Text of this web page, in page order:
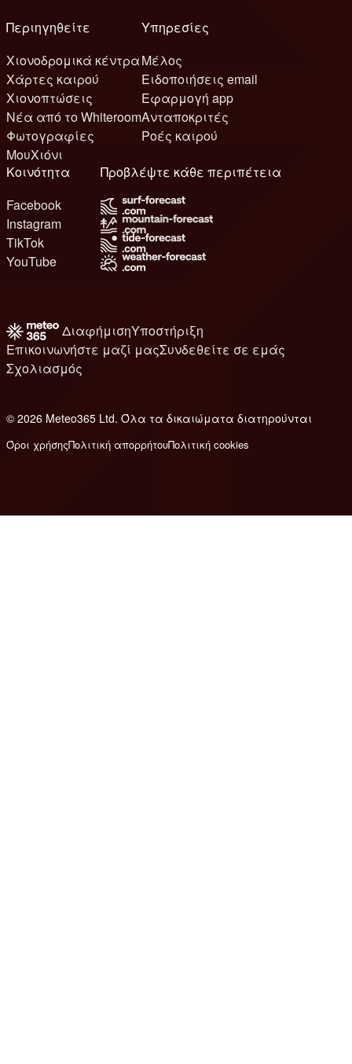
Περιηγηθείτε
Χιονοδρομικά κέντρα
Χάρτες καιρού
Χιονοπτώσεις
Νέα από το Whiteroom
Φωτογραφίες
ΜουΧιόνι
Υπηρεσίες
Μέλος
Ειδοποιήσεις email
Εφαρμογή app
Ανταποκριτές
Ροές καιρού
Κοινότητα
Facebook
Instagram
TikTok
YouTube
Προβλέψτε κάθε περιπέτεια
ΔιαφήμισηΥποστήριξη
Επικοινωνήστε μαζί μαςΣυνδεθείτε σε εμάς
Σχολιασμός
© 2026 Meteo365 Ltd. Όλα τα δικαιώματα διατηρούνται
Όροι χρήσηςΠολιτική απορρήτουΠολιτική cookies